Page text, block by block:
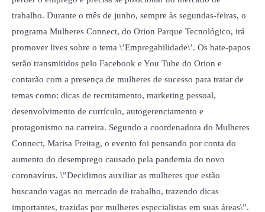
trabalho. Durante o mês de junho, sempre às segundas-feiras, o
programa Mulheres Connect, do Orion Parque Tecnológico, irá
promover lives sobre o tema \’Empregabilidade\’. Os bate-papos
serão transmitidos pelo Facebook e You Tube do Orion e
contarão com a presença de mulheres de sucesso para tratar de
temas como: dicas de recrutamento, marketing pessoal,
desenvolvimento de currículo, autogerenciamento e
protagonismo na carreira. Segundo a coordenadora do Mulheres
Connect, Marisa Freitag, o evento foi pensando por conta do
aumento do desemprego causado pela pandemia do novo
coronavírus. \”Decidimos auxiliar as mulheres que estão
buscando vagas no mercado de trabalho, trazendo dicas
importantes, trazidas por mulheres especialistas em suas áreas\”.
durante
de
junho